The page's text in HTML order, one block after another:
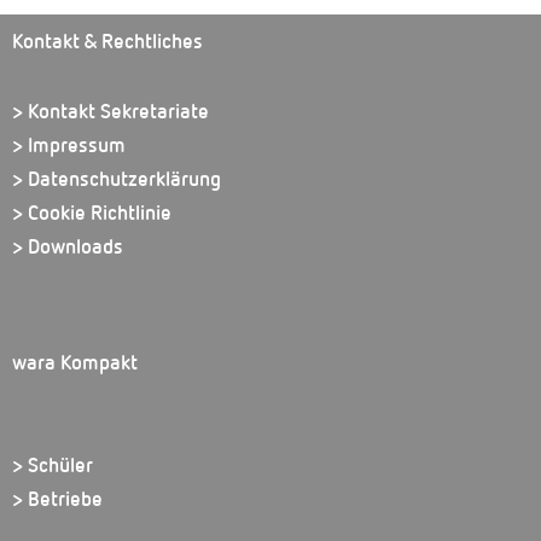
Kontakt & Rechtliches
> Kontakt Sekretariate
> Impressum
> Datenschutzerklärung
> Cookie Richtlinie
> Downloads
wara Kompakt
> Schüler
> Betriebe